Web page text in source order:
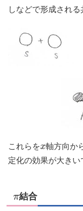
しなどで形成される
これらを
軸方向か
定化の効果が大きい
π
結合